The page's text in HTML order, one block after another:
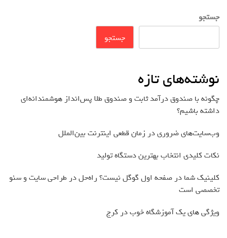
جستجو
جستجو
نوشته‌های تازه
چگونه با صندوق درآمد ثابت و صندوق طلا پس‌انداز هوشمندانه‌ای
داشته باشیم؟
وب‌سایت‌های ضروری در زمان قطعی اینترنت بین‌الملل
نکات کلیدی انتخاب بهترین دستگاه تولید
کلینیک شما در صفحه اول گوگل نیست؟ راه‌حل در طراحی سایت و سئو
تخصصی است
ویژگی های یک آموزشگاه خوب در کرج